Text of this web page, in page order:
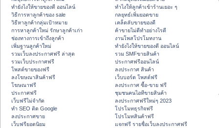
ทํายังไงให้ขายของดี ออนไลน์
วิธีการหาลูกค้าของ sale
วิธีหาลูกค้ากลุ่มเป้าหมาย
การหาลูกค้าใหม่ รักษาลูกค้าเก่า
ช่องทางการเข้าถึงลูกค้า
เพิ่มฐานลูกค้าใหม่
รวมเว็บลงประกาศฟรี ล่าสุด
รวมเว็บประกาศฟรี
โพสต์ขายของฟรี
ลงโฆษณาสินค้าฟรี
โฆษณาฟรี
ประกาศฟรี
เว็บฟรีไม่จำกัด
ทำ SEO ติด Google
ลงประกาศขาย
เว็บฟรียอดนิยม
ทําไงให้ลูกค้าเข้าร้านเยอะ ๆ
กลยุทธ์เพิ่มยอดขาย
เคล็ดลับขายของดี
ค้าขายไม่ดีทำอย่างไรดี
งานโพสโปรโมทงาน
ทํายังไงให้ขายของดี ออนไลน์
รวม SMFขายสินค้า
ประกาศฟรีออนไลน์
ลงประกาศ สินค้า
เว็บบอร์ด โพสต์ฟรี
ลงประกาศ ซื้อ-ขาย ฟรี
ชุมชนคนไอทีขายสินค้า
ลงประกาศฟรีใหม่ๆ 2023
โปรโมทธุรกิจฟรี
โปรโมทสินค้าฟรี
แจกฟรี รายชื่อเว็บลงประกาศฟรี